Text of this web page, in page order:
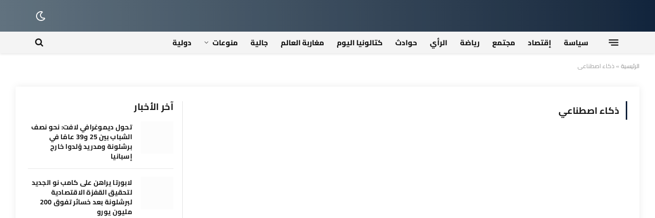
سياسة إقتصاد مجتمع رياضة الرأي حوادث كتالونيا اليوم مغاربة العالم جالية منوعات دولية
الرئيسية»ذكاء اصطناعي
ذكاء اصطناعي آخر الأخبار
تحول ديموغرافي لافت: نحو نصف
الشباب بين 25 و39 عامًا في
برشلونة ومدريد وُلدوا خارج
إسبانيا
لابورتا يراهن على كامب نو الجديد
لتحقيق القفزة الاقتصادية
لبرشلونة بعد خسائر تفوق 200
مليون يورو